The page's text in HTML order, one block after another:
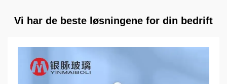
Vi har de beste løsningene for din bedrift